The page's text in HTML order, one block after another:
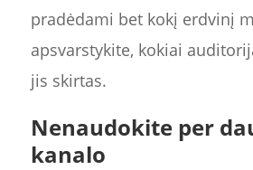
pradėdami bet kokį erdvinį
apsvarstykite, kokiai
jis skirtas.
Nenaudokite per
kanalo